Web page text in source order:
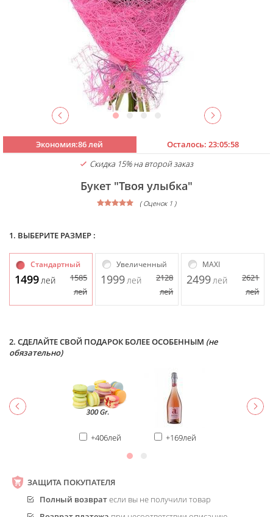
Экономия:86 лей Осталось:23:05:56
Скидка 15% на второй заказ
Букет "Твоя улыбка"
( Оценок 1 )
1. ВЫБЕРИТЕ РАЗМЕР :
Стандартный
1499 лей
1585
лей
Увеличенный
1999 лей
2128
лей
MAXI
2499 лей
2621
лей
2. СДЕЛАЙТЕ СВОЙ ПОДАРОК БОЛЕЕ ОСОБЕННЫМ (не
обязательно)
+406лей +169лей
ЗАЩИТА ПОКУПАТЕЛЯ
Полный возвратесли вы не получили товар